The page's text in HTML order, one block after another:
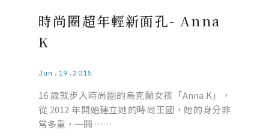
時尚圈超年輕新面孔- Anna
K
Jun.19.2015
16 歲就步入時尚圈的烏克蘭女孩「Anna K」，
從 2012 年開始建立她的時尚王國，她的身分非
常多重，一開 ……